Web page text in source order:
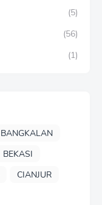
(5)
(56)
(1)
BANGKALAN
BEKASI
CIANJUR